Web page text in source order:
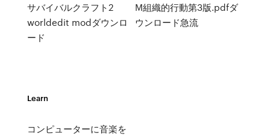
サバイバルクラフト2
worldedit modダウンロ
ード
M組織的行動第3版.pdfダ
ウンロード急流
Learn
コンピューターに音楽を